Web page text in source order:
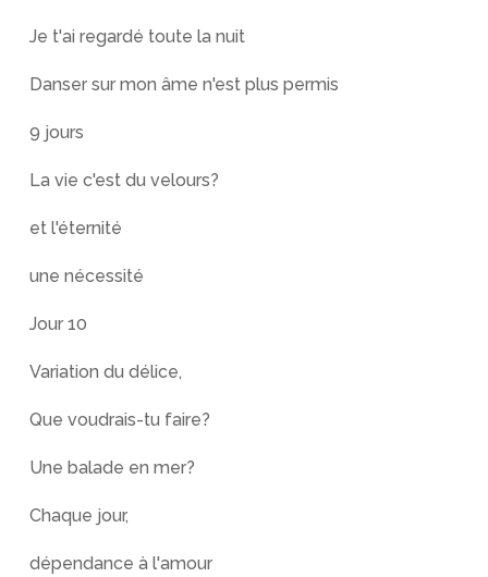
Je t'ai regardé toute la nuit
Danser sur mon âme n'est plus permis
9 jours
La vie c'est du velours?
et l'éternité
une nécessité
Jour 10
Variation du délice,
Que voudrais-tu faire?
Une balade en mer?
Chaque jour,
dépendance à l'amour